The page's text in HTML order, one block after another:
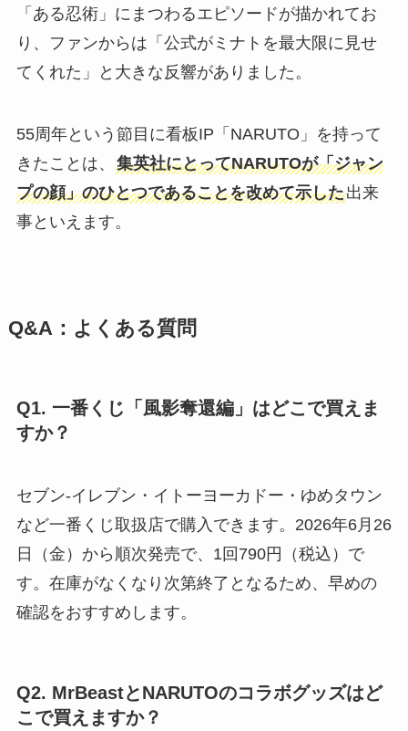
「ある忍術」にまつわるエピソードが描かれてお
り、ファンからは「公式がミナトを最大限に見せ
てくれた」と大きな反響がありました。
55周年という節目に看板IP「NARUTO」を持って
きたことは、 集英社にとってNARUTOが「ジャン
プの顔」のひとつであることを改めて示した出来
事といえます。
Q&A：よくある質問
Q1. 一番くじ「風影奪還編」はどこで買えま
すか？
セブン‐イレブン・イトーヨーカドー・ゆめタウン
など一番くじ取扱店で購入できます。2026年6月26
日（金）から順次発売で、1回790円（税込）で
す。在庫がなくなり次第終了となるため、早めの
確認をおすすめします。
Q2. MrBeastとNARUTOのコラボグッズはど
こで買えますか？